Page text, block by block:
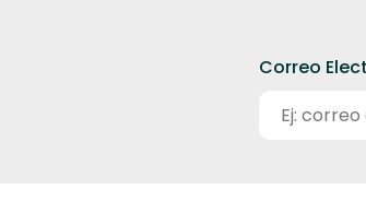
Correo